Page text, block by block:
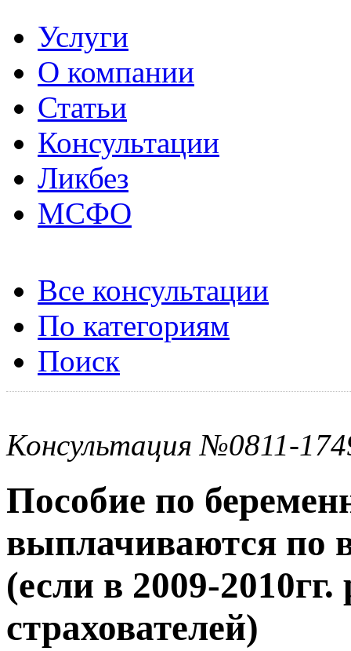
Услуги
О компании
Статьи
Консультации
Ликбез
МСФО
Все консультации
По категориям
Поиск
Консультация №0811-
Пособие по
выплачиваются по
(если в 2009-
страхователей)